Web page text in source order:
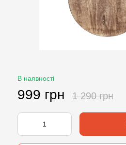
В наявності
999 грн 1 290 грн